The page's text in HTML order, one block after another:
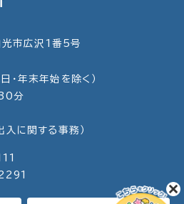
市広沢1番5号
・年末年始を除く）
分
に関する事務）